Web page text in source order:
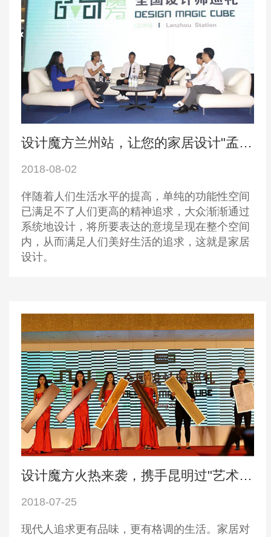
设计魔方兰州站，让您的家居设计"孟"想成真
2018-08-02
伴随着人们生活水平的提高，单纯的功能性空间
已满足不了人们更高的精神追求，大众渐渐通过
系统地设计，将所要表达的意境呈现在整个空间
内，从而满足人们美好生活的追求，这就是家居
设计。
设计魔方火热来袭，携手昆明过"艺术品"般生活
2018-07-25
现代人追求更有品味，更有格调的生活。家居对